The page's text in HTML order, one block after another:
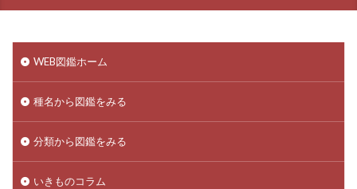
WEB図鑑ホーム
種名から図鑑をみる
分類から図鑑をみる
いきものコラム